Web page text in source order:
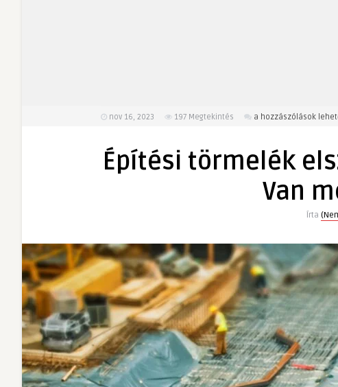
nov 16, 2023 197 Megtekintés
Építési
hatékonyan?
megoldás!
a hozzászólások
Építési törmelék
Van
Írta